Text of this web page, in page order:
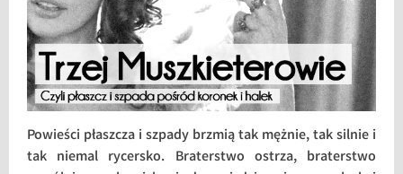
Powieści płaszcza i szpady brzmią tak mężnie, tak silnie i
tak niemal rycersko. Braterstwo ostrza, braterstwo